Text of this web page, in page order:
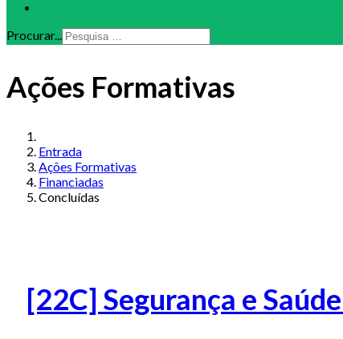
Procurar...
Ações Formativas
Entrada
Ações Formativas
Financiadas
Concluídas
[22C] Segurança e